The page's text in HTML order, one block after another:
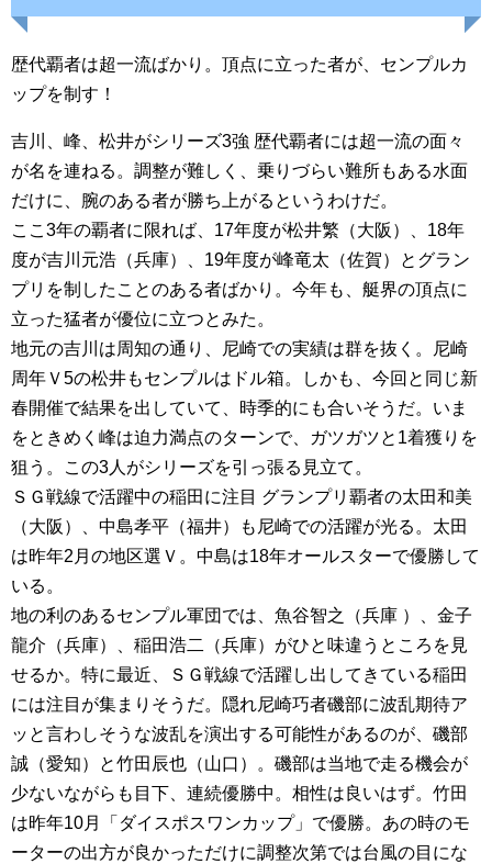
歴代覇者は超一流ばかり。頂点に立った者が、センプルカ
ップを制す！
吉川、峰、松井がシリーズ3強 歴代覇者には超一流の面々
が名を連ねる。調整が難しく、乗りづらい難所もある水面
だけに、腕のある者が勝ち上がるというわけだ。
ここ3年の覇者に限れば、17年度が松井繁（大阪）、18年
度が吉川元浩（兵庫）、19年度が峰竜太（佐賀）とグラン
プリを制したことのある者ばかり。今年も、艇界の頂点に
立った猛者が優位に立つとみた。
地元の吉川は周知の通り、尼崎での実績は群を抜く。尼崎
周年Ｖ5の松井もセンプルはドル箱。しかも、今回と同じ新
春開催で結果を出していて、時季的にも合いそうだ。いま
をときめく峰は迫力満点のターンで、ガツガツと1着獲りを
狙う。この3人がシリーズを引っ張る見立て。
ＳＧ戦線で活躍中の稲田に注目 グランプリ覇者の太田和美
（大阪）、中島孝平（福井）も尼崎での活躍が光る。太田
は昨年2月の地区選Ｖ。中島は18年オールスターで優勝して
いる。
地の利のあるセンプル軍団では、魚谷智之（兵庫 ）、金子
龍介（兵庫）、稲田浩二（兵庫）がひと味違うところを見
せるか。特に最近、ＳＧ戦線で活躍し出してきている稲田
には注目が集まりそうだ。隠れ尼崎巧者磯部に波乱期待ア
ッと言わしそうな波乱を演出する可能性があるのが、磯部
誠（愛知）と竹田辰也（山口）。磯部は当地で走る機会が
少ないながらも目下、連続優勝中。相性は良いはず。竹田
は昨年10月「ダイスポスワンカップ」で優勝。あの時のモ
ーターの出方が良かっただけに調整次第では台風の目にな